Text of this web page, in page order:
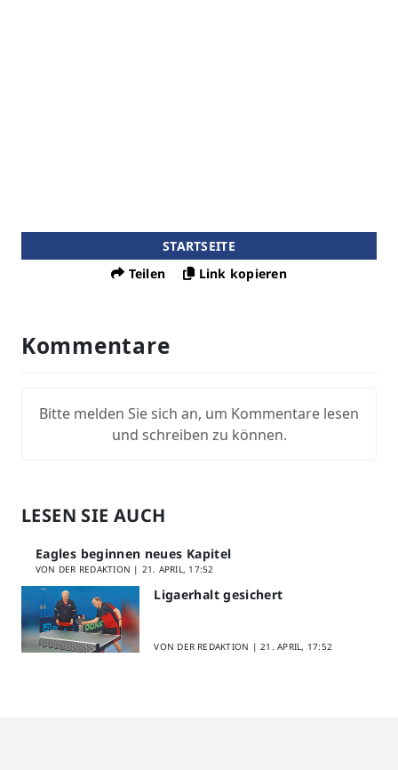
STARTSEITE
Teilen
Link kopieren
Kommentare
Bitte melden Sie sich an, um Kommentare lesen
und schreiben zu können.
LESEN SIE AUCH
Eagles beginnen neues Kapitel
VON DER REDAKTION | 21. APRIL, 17:52
Ligaerhalt gesichert
VON DER REDAKTION |21. APRIL, 17:52